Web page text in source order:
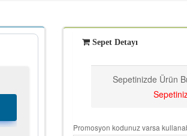
Sepet Detayı
Sepetinizde Ürün
Promosyon kodunuz varsa